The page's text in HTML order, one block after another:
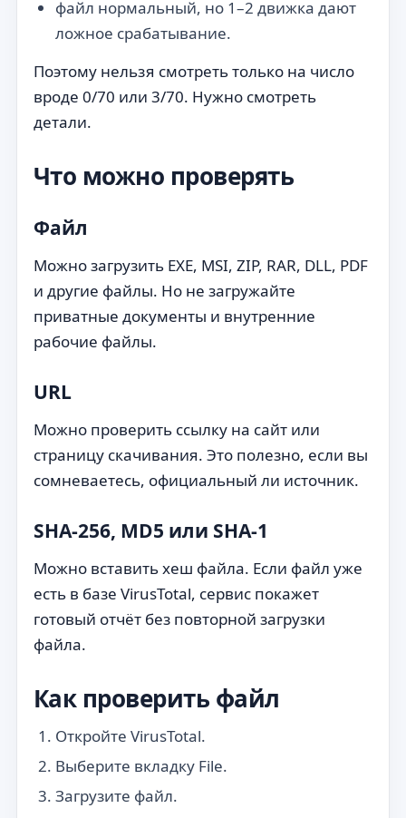
файл нормальный, но 1–2 движка дают
ложное срабатывание.
Поэтому нельзя смотреть только на число
вроде 0/70 или 3/70. Нужно смотреть
детали.
Что можно проверять
Файл
Можно загрузить EXE, MSI, ZIP, RAR, DLL, PDF
и другие файлы. Но не загружайте
приватные документы и внутренние
рабочие файлы.
URL
Можно проверить ссылку на сайт или
страницу скачивания. Это полезно, если вы
сомневаетесь, официальный ли источник.
SHA-256, MD5 или SHA-1
Можно вставить хеш файла. Если файл уже
есть в базе VirusTotal, сервис покажет
готовый отчёт без повторной загрузки
файла.
Как проверить файл
Откройте VirusTotal.
Выберите вкладку File.
Загрузите файл.